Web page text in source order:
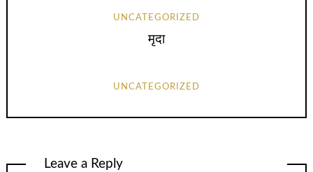
UNCATEGORIZED
मृदा
UNCATEGORIZED
Leave a Reply